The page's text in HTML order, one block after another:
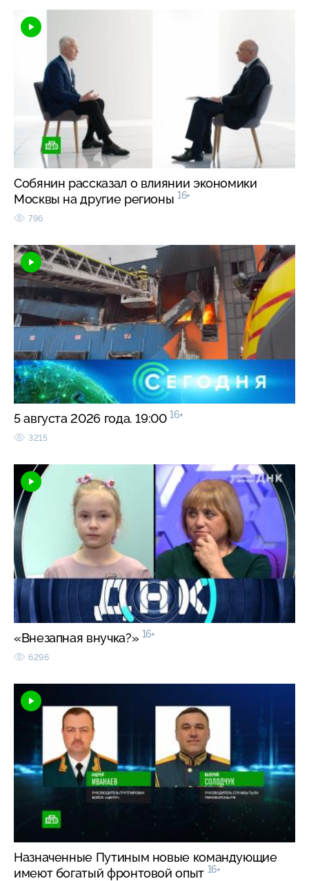
Собянин рассказал о влиянии экономики
Москвы на другие регионы 16+
796
5 августа 2026 года. 19:00 16+
3215
«Внезапная внучка?» 16+
6296
Назначенные Путиным новые командующие
имеют богатый фронтовой опыт 16+